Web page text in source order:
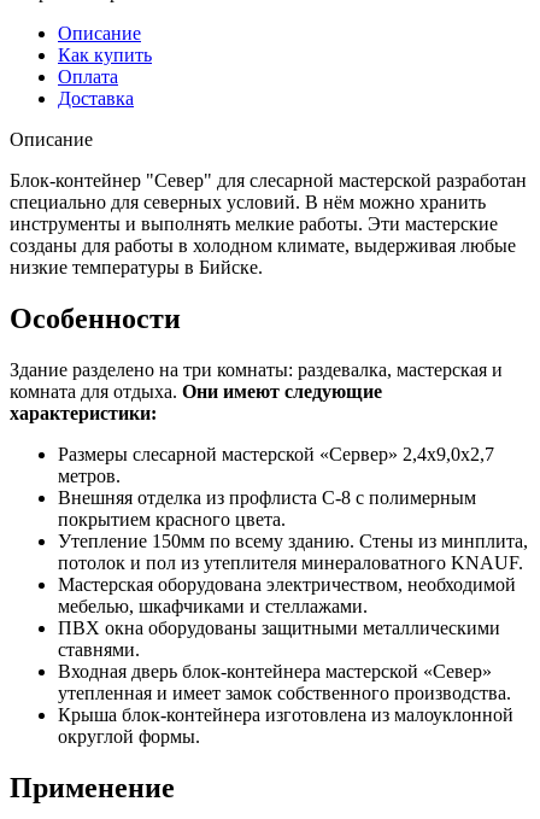
Описание
Как купить
Оплата
Доставка
Описание
Блок-контейнер "Север" для слесарной мастерской разработан
специально для северных условий. В нём можно хранить
инструменты и выполнять мелкие работы. Эти мастерские
созданы для работы в холодном климате, выдерживая любые
низкие температуры в Бийске.
Особенности
Здание разделено на три комнаты: раздевалка, мастерская и
комната для отдыха. Они имеют следующие
характеристики:
Размеры слесарной мастерской «Сервер» 2,4х9,0х2,7
метров.
Внешняя отделка из профлиста С-8 с полимерным
покрытием красного цвета.
Утепление 150мм по всему зданию. Стены из минплита,
потолок и пол из утеплителя минераловатного KNAUF.
Мастерская оборудована электричеством, необходимой
мебелью, шкафчиками и стеллажами.
ПВХ окна оборудованы защитными металлическими
ставнями.
Входная дверь блок-контейнера мастерской «Север»
утепленная и имеет замок собственного производства.
Крыша блок-контейнера изготовлена из малоуклонной
округлой формы.
Применение